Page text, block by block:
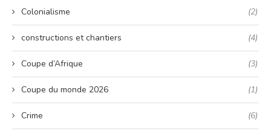
Colonialisme (2)
constructions et chantiers (4)
Coupe d’Afrique (3)
Coupe du monde 2026 (1)
Crime (6)